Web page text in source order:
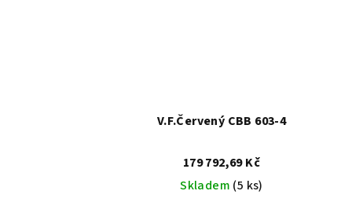
V.F.Červený CBB 603-4
179 792,69 Kč
Skladem (5 ks)